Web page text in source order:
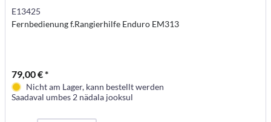
E13425
Fernbedienung f.Rangierhilfe Enduro EM313
79,00 € *
Nicht am Lager, kann bestellt werden
Saadaval umbes 2 nädala jooksul